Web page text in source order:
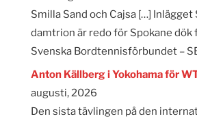
Smilla Sand och Cajsa […] Inlägget
damtrion är redo för Spokane dök
Svenska Bordtennisförbundet –
Anton Källberg i Yokohama för
augusti, 2026
Den sista tävlingen på den